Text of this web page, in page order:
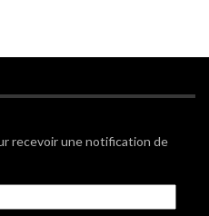
recevoir une notification de